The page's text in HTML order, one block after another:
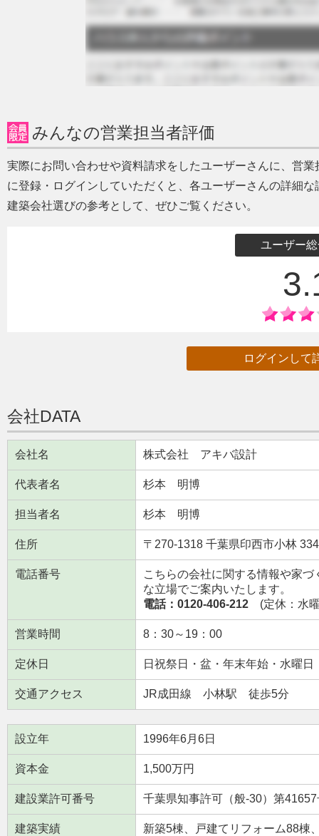
みんなの営業担当者評価
実際にお問い合わせや資料請求をしたユーザーさんに、営
に登録・ログインしていただくと、各ユーザーさんの詳細
建築会社選びの参考として、ぜひご覧ください。
ユーザー
ログインして
会社DATA
会社名 株式会社 アキバ設計
代表者名 杉本 明博
担当者名 杉本 明博
住所 〒270-1318 千葉県印西市小林
電話番号
こちらの会社に関する情報や家
な立場でご案内いたします。
電話：0120-406-212 (定休：水
営業時間 8：30～19：00
定休日 日祝祭日・盆・年末年始・水曜日
交通アクセス JR成田線 小林駅 徒歩5分
設立年 1996年6月6日
資本金 1,500万円
建設業許可番号 千葉県知事許可（般-30）第41657
建築実績
新築5棟、戸建てリフォーム88棟